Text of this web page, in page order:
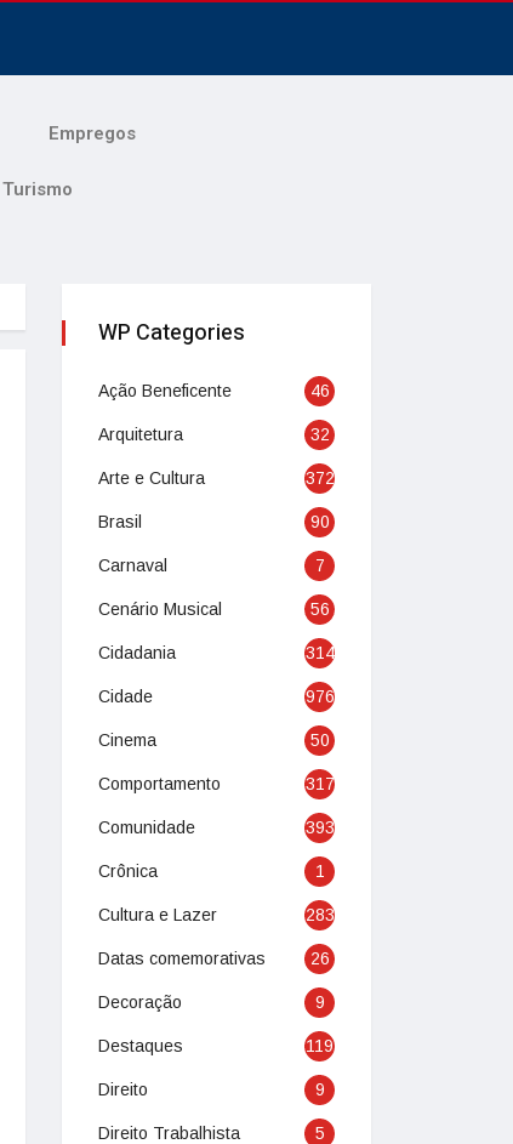
Empregos
Turismo
WP Categories
Ação Beneficente 46
Arquitetura 32
Arte e Cultura 372
Brasil 90
Carnaval 7
Cenário Musical 56
Cidadania 314
Cidade 976
Cinema 50
Comportamento 317
Comunidade 393
Crônica 1
Cultura e Lazer 283
Datas comemorativas 26
Decoração 9
Destaques 119
Direito 9
Direito Trabalhista 5